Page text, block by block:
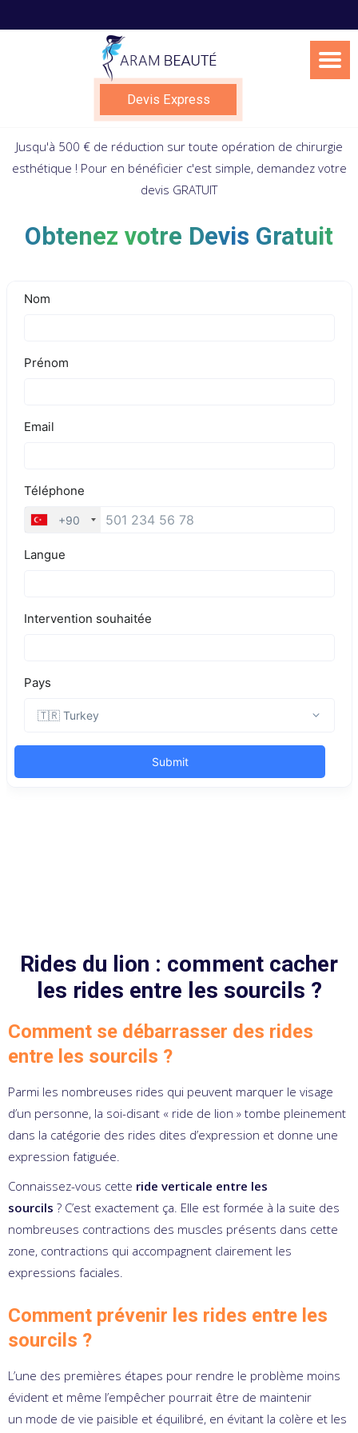
to
Devis Express
Jusqu'à 500 € de réduction sur toute opération de chirurgie
esthétique ! Pour en bénéficier c'est simple, demandez votre
devis GRATUIT
Obtenez votre Devis Gratuit
Rides du lion : comment cacher
les rides entre les sourcils ?
Comment se débarrasser des rides
entre les sourcils ?
Parmi les nombreuses rides qui peuvent marquer le visage
d’un personne, la soi-disant « ride de lion » tombe pleinement
dans la catégorie des rides dites d’expression et donne une
expression fatiguée.
Connaissez-vous cette ride verticale entre les
sourcils ? C’est exactement ça. Elle est formée à la suite des
nombreuses contractions des muscles présents dans cette
zone, contractions qui accompagnent clairement les
expressions faciales.
Comment prévenir les rides entre les
sourcils ?
L’une des premières étapes pour rendre le problème moins
évident et même l’empêcher pourrait être de maintenir
un mode de vie paisible et équilibré, en évitant la colère et les